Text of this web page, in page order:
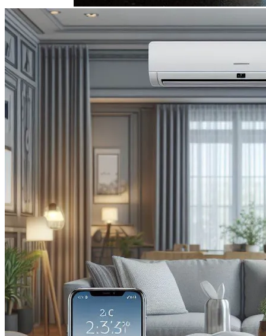
Телескоп «Хаббл» Показал Необычную
Галактику